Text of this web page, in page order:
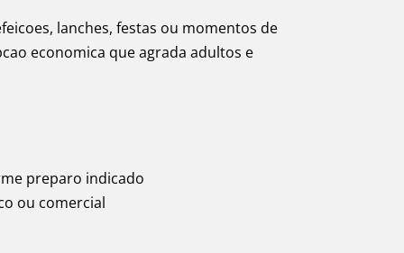
lanches, festas ou momentos de
economica que agrada adultos e
preparo indicado
ou comercial